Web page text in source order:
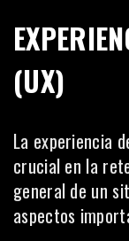
(UX)
La experiencia
crucial en la
general de un
aspectos